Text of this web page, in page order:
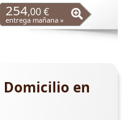
254,00 €
entrega mañana »
Domicilio en